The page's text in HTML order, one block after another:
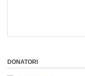
DONATORI